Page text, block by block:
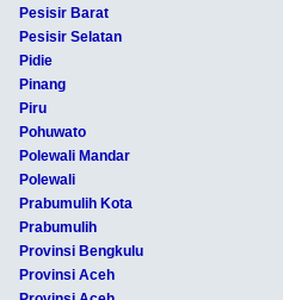
Pesisir Barat
Pesisir Selatan
Pidie
Pinang
Piru
Pohuwato
Polewali Mandar
Polewali
Prabumulih Kota
Prabumulih
Provinsi Bengkulu
Provinsi Aceh